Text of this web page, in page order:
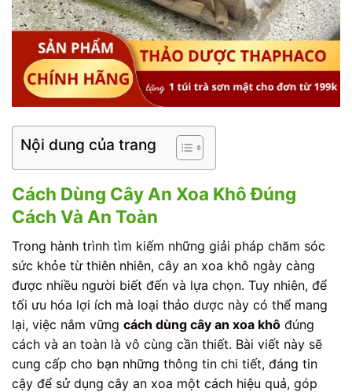
Nội dung của trang
Cách Dùng Cây An Xoa Khô Đúng
Cách Và An Toàn
Trong hành trình tìm kiếm những giải pháp chăm sóc
sức khỏe từ thiên nhiên, cây an xoa khô ngày càng
được nhiều người biết đến và lựa chọn. Tuy nhiên, để
tối ưu hóa lợi ích mà loại thảo dược này có thể mang
lại, việc nắm vững cách dùng cây an xoa khô đúng
cách và an toàn là vô cùng cần thiết. Bài viết này sẽ
cung cấp cho bạn những thông tin chi tiết, đáng tin
cậy để sử dụng cây an xoa một cách hiệu quả, góp